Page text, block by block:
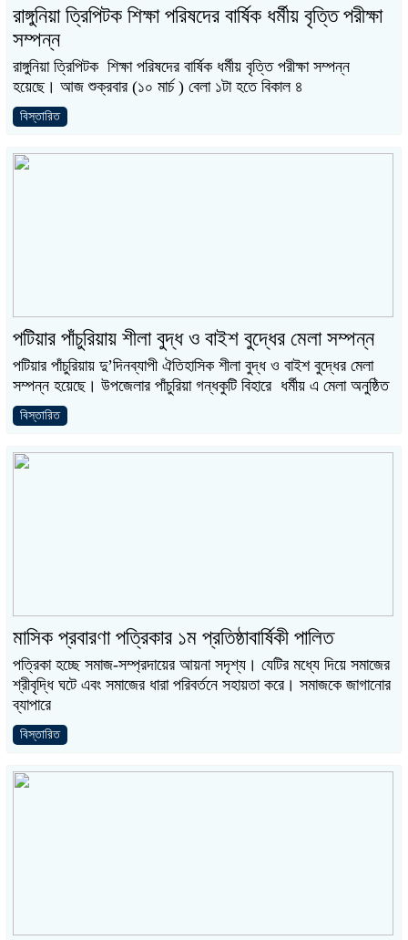
রাঙ্গুনিয়া ত্রিপিটক শিক্ষা পরিষদের বার্ষিক ধর্মীয় বৃত্তি পরীক্ষা
সম্পন্ন
রাঙ্গুনিয়া ত্রিপিটক শিক্ষা পরিষদের বার্ষিক ধর্মীয় বৃত্তি পরীক্ষা সম্পন্ন
হয়েছে। আজ শুক্রবার (১০ মার্চ ) বেলা ১টা হতে বিকাল ৪
বিস্তারিত
পটিয়ার পাঁচুরিয়ায় শীলা বুদ্ধ ও বাইশ বুদ্ধের মেলা সম্পন্ন
পটিয়ার পাঁচুরিয়ায় দু’দিনব্যাপী ঐতিহাসিক শীলা বুদ্ধ ও বাইশ বুদ্ধের মেলা
সম্পন্ন হয়েছে। উপজেলার পাঁচুরিয়া গন্ধকুটি বিহারে ধর্মীয় এ মেলা অনুষ্ঠিত
বিস্তারিত
মাসিক প্রবারণা পত্রিকার ১ম প্রতিষ্ঠাবার্ষিকী পালিত
পত্রিকা হচ্ছে সমাজ-সম্প্রদায়ের আয়না সদৃশ্য। যেটির মধ্যে দিয়ে সমাজের
শ্রীবৃদ্ধি ঘটে এবং সমাজের ধারা পরিবর্তনে সহায়তা করে। সমাজকে জাগানোর
ব্যাপারে
বিস্তারিত